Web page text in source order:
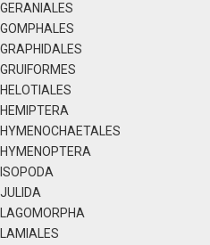
GERANIALES
GOMPHALES
GRAPHIDALES
GRUIFORMES
HELOTIALES
HEMIPTERA
HYMENOCHAETALES
HYMENOPTERA
ISOPODA
JULIDA
LAGOMORPHA
LAMIALES